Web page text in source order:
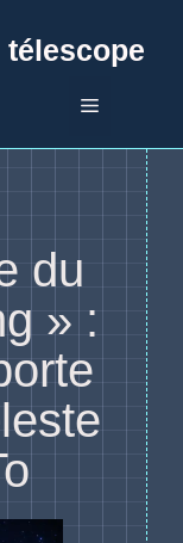
Menu
du
» :